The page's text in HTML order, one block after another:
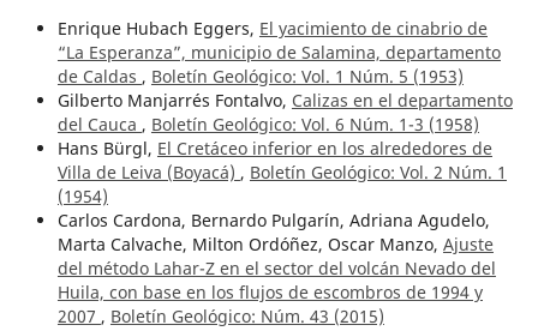
Enrique Hubach Eggers, El yacimiento de cinabrio de
“La Esperanza”, municipio de Salamina, departamento
de Caldas , Boletín Geológico: Vol. 1 Núm. 5 (1953)
Gilberto Manjarrés Fontalvo, Calizas en el departamento
del Cauca , Boletín Geológico: Vol. 6 Núm. 1-3 (1958)
Hans Bürgl, El Cretáceo inferior en los alrededores de
Villa de Leiva (Boyacá) , Boletín Geológico: Vol. 2 Núm. 1
(1954)
Carlos Cardona, Bernardo Pulgarín, Adriana Agudelo,
Marta Calvache, Milton Ordóñez, Oscar Manzo, Ajuste
del método Lahar-Z en el sector del volcán Nevado del
Huila, con base en los flujos de escombros de 1994 y
2007 , Boletín Geológico: Núm. 43 (2015)